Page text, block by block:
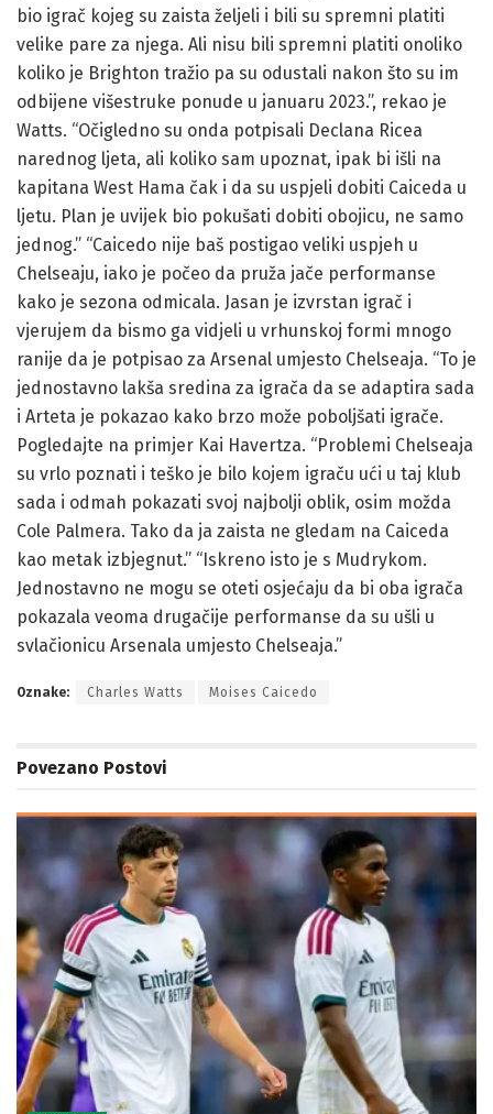
bio igrač kojeg su zaista željeli i bili su spremni platiti
velike pare za njega. Ali nisu bili spremni platiti onoliko
koliko je Brighton tražio pa su odustali nakon što su im
odbijene višestruke ponude u januaru 2023.”, rekao je
Watts. “Očigledno su onda potpisali Declana Ricea
narednog ljeta, ali koliko sam upoznat, ipak bi išli na
kapitana West Hama čak i da su uspjeli dobiti Caiceda u
ljetu. Plan je uvijek bio pokušati dobiti obojicu, ne samo
jednog.” “Caicedo nije baš postigao veliki uspjeh u
Chelseaju, iako je počeo da pruža jače performanse
kako je sezona odmicala. Jasan je izvrstan igrač i
vjerujem da bismo ga vidjeli u vrhunskoj formi mnogo
ranije da je potpisao za Arsenal umjesto Chelseaja. “To je
jednostavno lakša sredina za igrača da se adaptira sada
i Arteta je pokazao kako brzo može poboljšati igrače.
Pogledajte na primjer Kai Havertza. “Problemi Chelseaja
su vrlo poznati i teško je bilo kojem igraču ući u taj klub
sada i odmah pokazati svoj najbolji oblik, osim možda
Cole Palmera. Tako da ja zaista ne gledam na Caiceda
kao metak izbjegnut.” “Iskreno isto je s Mudrykom.
Jednostavno ne mogu se oteti osjećaju da bi oba igrača
pokazala veoma drugačije performanse da su ušli u
svlačionicu Arsenala umjesto Chelseaja.”
Oznake: Charles Watts Moises Caicedo
Povezano Postovi